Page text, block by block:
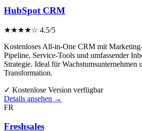
HubSpot CRM
★★★★☆ 4.5/5
Kostenloses All-in-One CRM mit
Pipeline, Service-Tools und umfassender
Strategie. Ideal für Wachstumsunternehmen
Transformation.
✓ Kostenlose Version verfügbar
Details ansehen →
FR
Freshsales